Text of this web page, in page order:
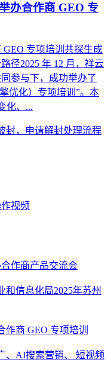
办合作商 GEO 专
专项培训共探生成
径2025 年 12 月，祥云
参与下，成功举办了
优化）专项培训”。本
化、...
封，申请解封处理流程
视频
作商产品交流会
信息化局2025年苏州
商 GEO 专项培训
、AI搜索营销、 短视频